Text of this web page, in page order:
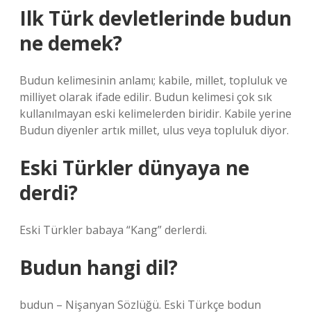
Ilk Türk devletlerinde budun
ne demek?
Budun kelimesinin anlamı; kabile, millet, topluluk ve
milliyet olarak ifade edilir. Budun kelimesi çok sık
kullanılmayan eski kelimelerden biridir. Kabile yerine
Budun diyenler artık millet, ulus veya topluluk diyor.
Eski Türkler dünyaya ne
derdi?
Eski Türkler babaya “Kang” derlerdi.
Budun hangi dil?
budun – Nişanyan Sözlüğü. Eski Türkçe bodun